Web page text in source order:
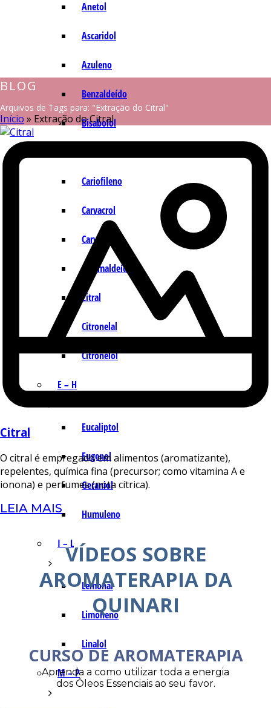
Anetol
Ascaridol
Azuleno
Benzaldeído
Bisabolol
Cariofileno
Carvacrol
Carvona
Cinamaldeído
Citral
Citronelal
Citronelol
E – H
Eucaliptol
Eugenol
Geraniol
Humuleno
I – L
Lemonal
Limoneno
Linalol
M – P
BLOG
Arquivos de Tags para: "Extração do Citral"
Início » Extração do Citral
Citral
O citral é empregado em alimentos (aromatizante),
repelentes, química fina (precursor; como vitamina A e
ionona) e perfumes (nota cítrica).
LEIA MAIS
VÍDEOS SOBRE
AROMATERAPIA DA
QUINARI
CURSO DE AROMATERAPIA
Aprenda a como utilizar toda a energia
dos Óleos Essenciais ao seu favor.